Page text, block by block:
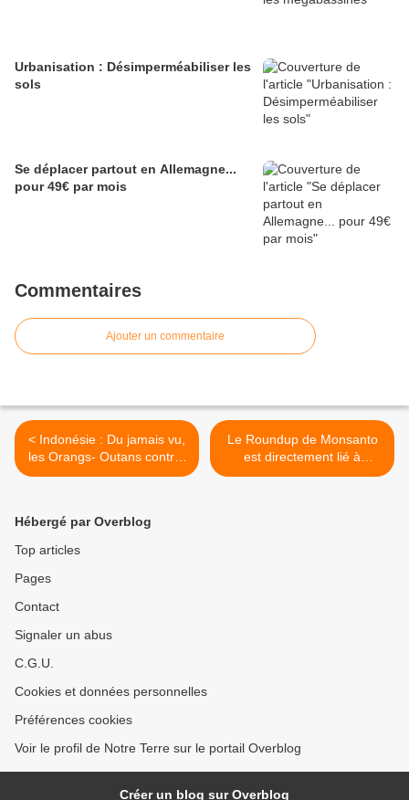
Urbanisation : Désimperméabiliser les
sols
Se déplacer partout en Allemagne...
pour 49€ par mois
Commentaires
Ajouter un commentaire
< Indonésie : Du jamais vu,
les Orangs- Outans contre-
attaquent
Le Roundup de Monsanto
est directement lié à
l'augmentation de la
Hébergé par Overblog
Top articles
Pages
Contact
Signaler un abus
C.G.U.
Cookies et données personnelles
Préférences cookies
Voir le profil de Notre Terre sur le portail Overblog
Créer un blog sur Overblog